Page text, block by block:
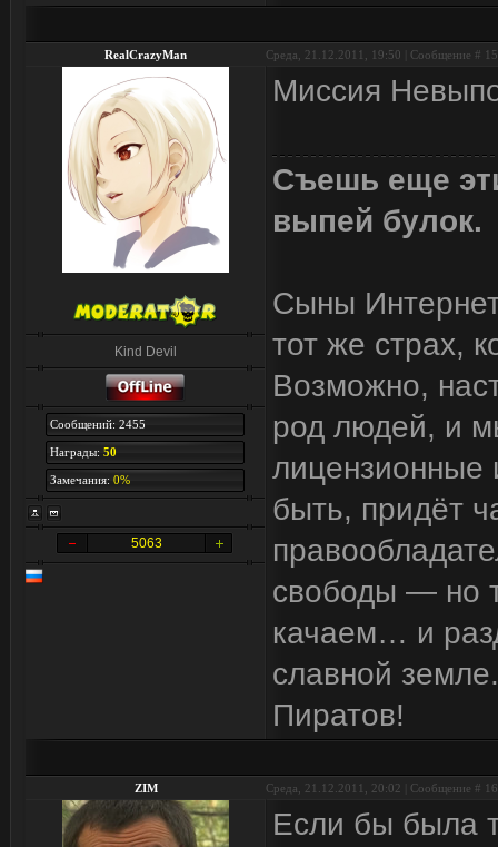
RealCrazyMan Среда, 21.12.2011, 19:50 | Сообщение # 15
Kind Devil
Сообщений: 2455
Награды: 50
Замечания: 0%
5063
Миссия
Съешь еще
выпей булок.
Сыны
тот же страх,
Возможно,
род людей, и
лицензионные
быть, придёт
свободы — но
качаем… и
славной
Пиратов!
ZIM Среда, 21.12.2011, 20:02 | Сообщение # 16
Если бы была